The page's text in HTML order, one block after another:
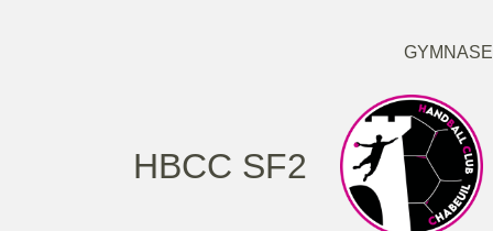
HBCC SF2